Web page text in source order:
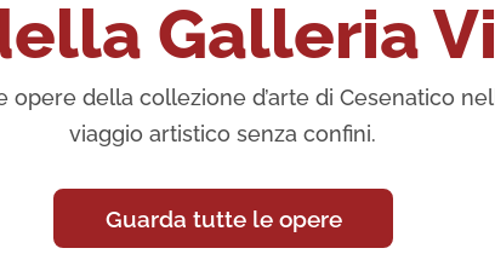
Galleria
della collezione d’arte di Cesenatico
viaggio artistico senza confini.
Guarda tutte le opere